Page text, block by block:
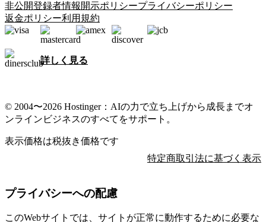
非公開登録者情報開示ポリシープライバシーポリシー
返金ポリシー利用規約
詳しく見る
© 2004〜2026 Hostinger：AIの力で立ち上げから成長までオ
ンラインビジネスのすべてをサポート。
表示価格は税抜き価格です
特定商取引法に基づく表示
プライバシーへの配慮
このWebサイトでは、サイトが正常に動作するために必要な